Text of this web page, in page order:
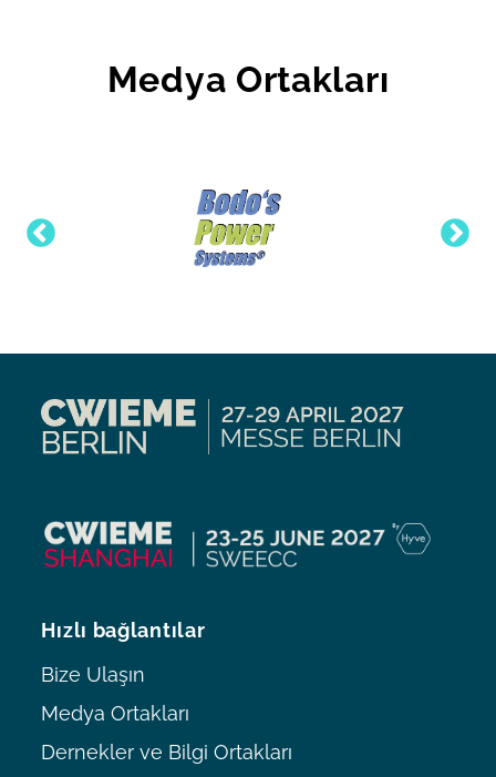
Medya Ortakları
Hızlı bağlantılar
Bize Ulaşın
Medya Ortakları
Dernekler ve Bilgi Ortakları